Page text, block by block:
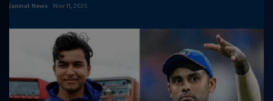
Janmat News Nov 11, 2025